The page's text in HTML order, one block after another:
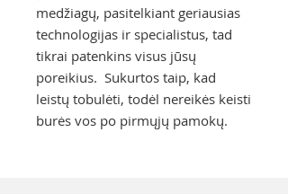
medžiagų, pasitelkiant geriausias
technologijas ir specialistus, tad
tikrai patenkins visus jūsų
poreikius. Sukurtos taip, kad
leistų tobulėti, todėl nereikės keisti
burės vos po pirmųjų pamokų.